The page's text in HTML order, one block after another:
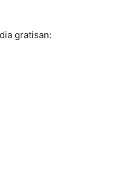
gratisan: